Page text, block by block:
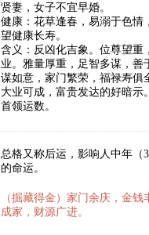
贤妻，女子不宜早婚。
健康：花草逢春，易溺于色情
望健康长寿。
含义：反凶化吉象。位尊望重
业。雅量厚重，足智多谋，善
谋如意，家门繁荣，福禄寿俱
大业可成，富贵发达的好暗示
首领运数。
总格又称后运，影响人中年（
的命运。
（掘藏得金）家门余庆，金钱
成家，财源广进。